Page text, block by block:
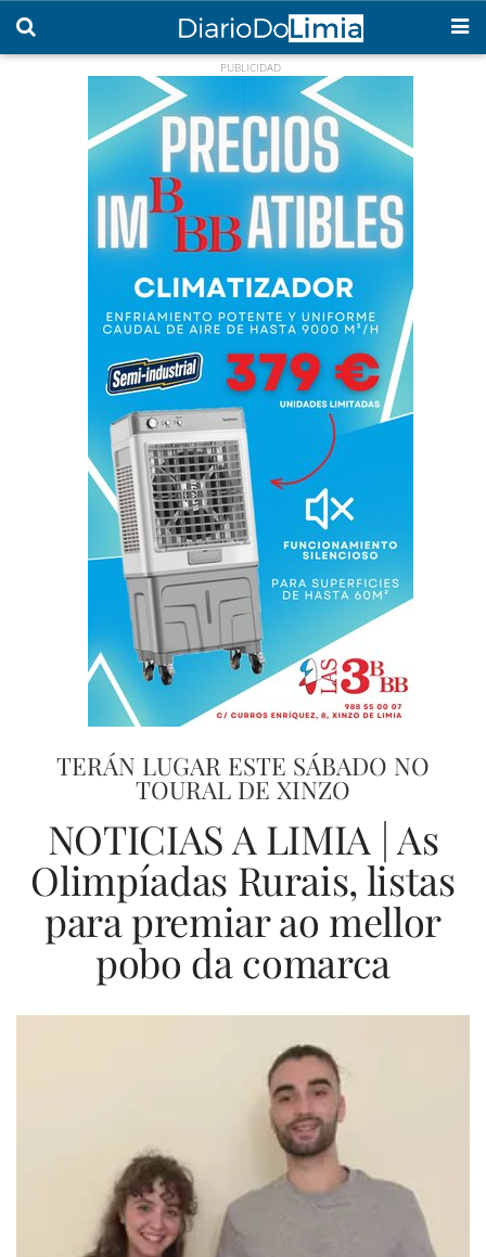
TERÁN LUGAR ESTE SÁBADO NO
TOURAL DE XINZO
NOTICIAS A LIMIA | As
Olimpíadas Rurais, listas
para premiar ao mellor
pobo da comarca